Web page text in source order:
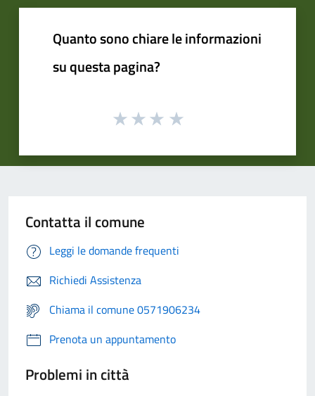
Quanto sono chiare le informazioni
su questa pagina?
Contatta il comune
Leggi le domande frequenti
Richiedi Assistenza
Chiama il comune 0571906234
Prenota un appuntamento
Problemi in città